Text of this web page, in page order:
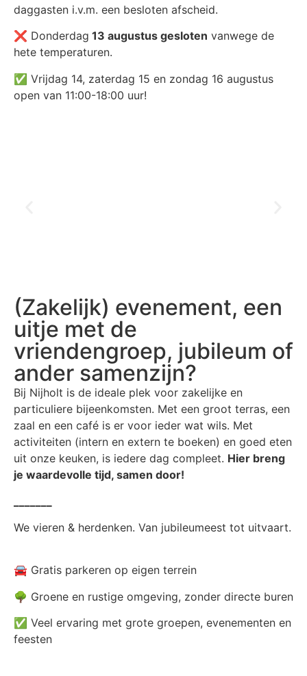
daggasten i.v.m. een besloten afscheid.
❌ Donderdag 13 augustus gesloten vanwege de
hete temperaturen.
✅ Vrijdag 14, zaterdag 15 en zondag 16 augustus
open van 11:00-18:00 uur!
(Zakelijk) evenement, een
uitje met de
vriendengroep, jubileum of
ander samenzijn?
Bij Nijholt is de ideale plek voor zakelijke en
particuliere bijeenkomsten. Met een groot terras, een
zaal en een café is er voor ieder wat wils. Met
activiteiten (intern en extern te boeken) en goed eten
uit onze keuken, is iedere dag compleet. Hier breng
je waardevolle tijd, samen door!
We vieren & herdenken. Van jubileumeest tot uitvaart.
🚘 Gratis parkeren op eigen terrein
🌳 Groene en rustige omgeving, zonder directe buren
✅ Veel ervaring met grote groepen, evenementen en
feesten